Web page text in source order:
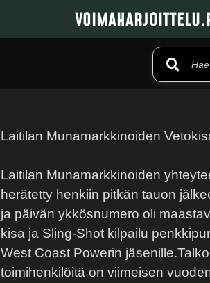
Laitilan Munamarkkinoiden
Laitilan Munamarkkinoiden
herätetty henkiin pitkän tauon
ja päivän ykkösnumero oli
kisa ja Sling-Shot kilpailu
West Coast Powerin
toimihenkilöitä on viimeisen